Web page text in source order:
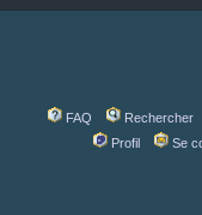
FAQ
Rechercher
Profil
Se